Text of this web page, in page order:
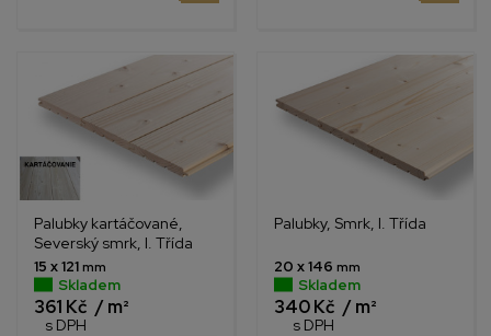
Palubky kartáčované,
Severský smrk, I. Třída
15 x 121 mm
Skladem
361 Kč
s DPH
/ m²
Palubky, Smrk, I. Třída
20 x 146 mm
Skladem
340 Kč
s DPH
/ m²